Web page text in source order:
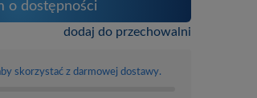
o dostępności
dodaj do przechowalni
skorzystać z darmowej dostawy.